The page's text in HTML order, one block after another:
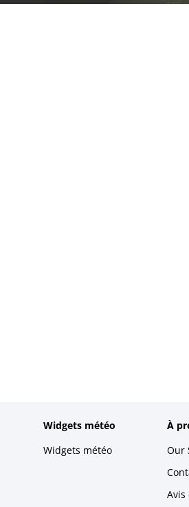
Widgets météo
Widgets météo
À
Our